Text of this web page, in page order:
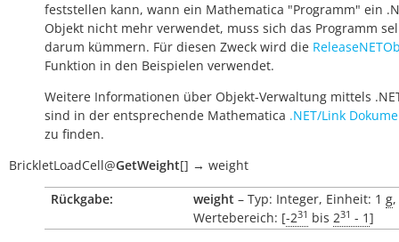
feststellen kann, wann ein Mathematica "Programm" ein
Objekt nicht mehr verwendet, muss sich das Programm
darum kümmern. Für diesen Zweck wird die
Funktion in den Beispielen verwendet.
Weitere Informationen über Objekt-Verwaltung mittels
sind in der entsprechende Mathematica .NET/Link
zu finden.
BrickletLoadCell@GetWeight[] → weight
Rückgabe:
weight – Typ: Integer, Einheit: 1 g,
Wertebereich: [-231 bis 231 - 1]